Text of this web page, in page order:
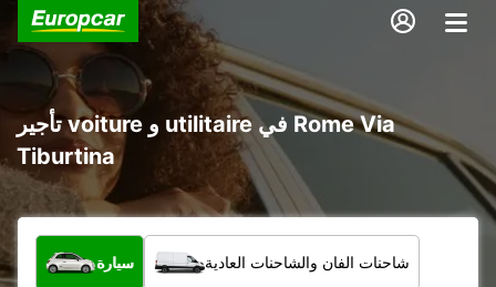
تأجير voiture و utilitaire في Rome Via
Tiburtina
ما نوع المركبة؟
سيارة شاحنات الفان والشاحنات العادية